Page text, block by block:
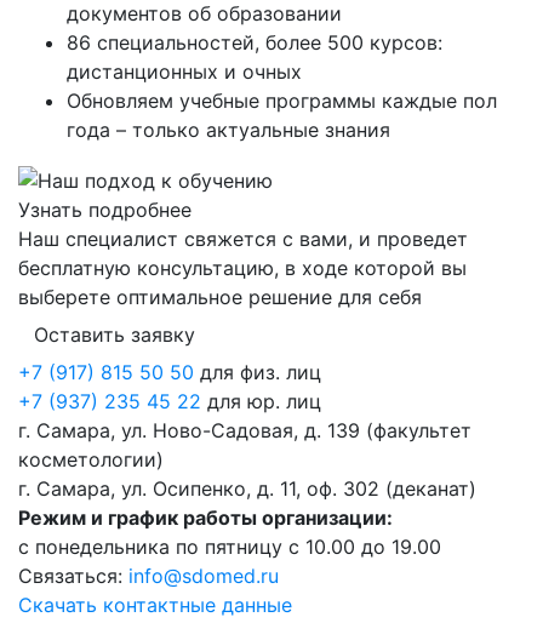
документов об образовании
86 специальностей, более 500 курсов:
дистанционных и очных
Обновляем учебные программы каждые пол
года – только актуальные знания
Узнать подробнее
Наш специалист свяжется с вами, и проведет
бесплатную консультацию, в ходе которой вы
выберете оптимальное решение для себя
Оставить заявку
+7 (917) 815 50 50 для физ. лиц
+7 (937) 235 45 22 для юр. лиц
г. Самара, ул. Ново-Садовая, д. 139 (факультет
косметологии)
г. Самара, ул. Осипенко, д. 11, оф. 302 (деканат)
Режим и график работы организации:
с понедельника по пятницу с 10.00 до 19.00
Связаться: info@sdomed.ru
Скачать контактные данные